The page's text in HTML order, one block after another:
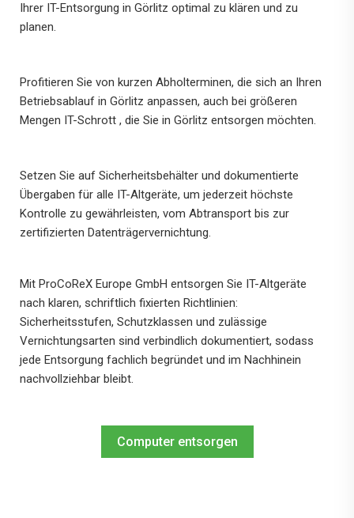
Ihrer IT-Entsorgung in Görlitz optimal zu klären und zu
planen.
Profitieren Sie von kurzen Abholterminen, die sich an Ihren
Betriebsablauf in Görlitz anpassen, auch bei größeren
Mengen IT-Schrott , die Sie in Görlitz entsorgen möchten.
Setzen Sie auf Sicherheitsbehälter und dokumentierte
Übergaben für alle IT-Altgeräte, um jederzeit höchste
Kontrolle zu gewährleisten, vom Abtransport bis zur
zertifizierten Datenträgervernichtung.
Mit ProCoReX Europe GmbH entsorgen Sie IT-Altgeräte
nach klaren, schriftlich fixierten Richtlinien:
Sicherheitsstufen, Schutzklassen und zulässige
Vernichtungsarten sind verbindlich dokumentiert, sodass
jede Entsorgung fachlich begründet und im Nachhinein
nachvollziehbar bleibt.
Computer entsorgen